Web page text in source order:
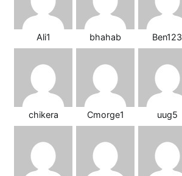
Ali1 bhahab Ben123
chikera Cmorge1 uug5